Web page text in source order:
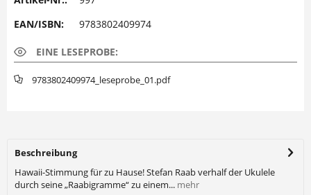
EAN/ISBN:
9783802409974
EINE LESEPROBE:
9783802409974_leseprobe_01.pdf
Beschreibung
Hawaii-Stimmung für zu Hause! Stefan Raab verhalf der Ukulele
durch seine „Raabigramme“ zu einem... mehr